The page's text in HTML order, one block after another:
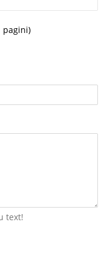
pagini)
text!